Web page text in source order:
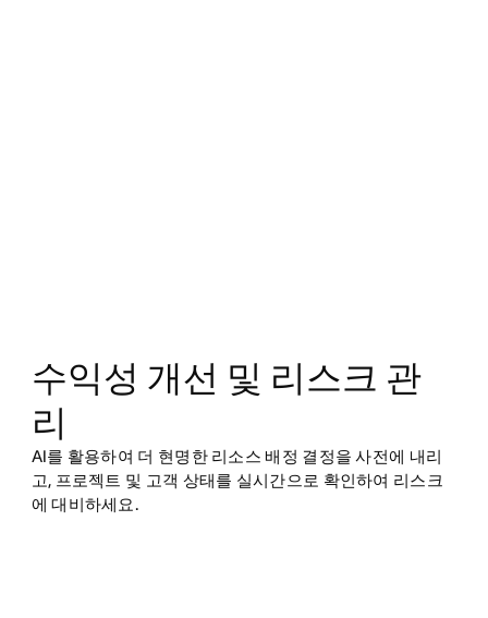
수익성 개선 및 리스크 관
리
AI를 활용하여 더 현명한 리소스 배정 결정을 사전에 내리
고, 프로젝트 및 고객 상태를 실시간으로 확인하여 리스크
에 대비하세요.